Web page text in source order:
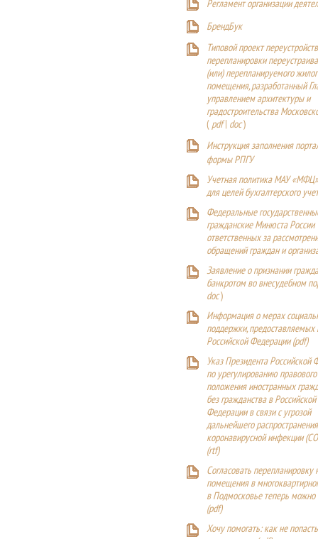
Регламент организации
БрендБук
Типовой проект
перепланировки
(или) перепланируемого
помещения, разработанный
управлением архитектуры и
градостроительства
(pdf| doc)
Инструкция заполнения
формы РПГУ
Учетная политика МАУ
для целей бухгалтерского
Федеральные
гражданские Минюста России
ответственных за
обращений граждан и
Заявление о признании
банкротом во внесудебном
doc)
Информация о мерах
поддержки,
Российской Федерации (pdf)
Указ Президента Российской
по урегулированию правового
положения иностранных
без гражданства в Российской
Федерации в связи с угрозой
дальнейшего
коронавирусной инфекции
(rtf)
Согласовать перепланировку
помещения в
в Подмосковье теперь можно
(pdf)
Хочу помогать: как не